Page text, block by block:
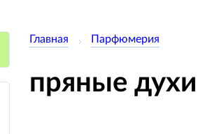
Главная Парфюмерия
пряные духи